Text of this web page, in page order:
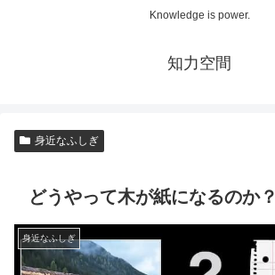
Knowledge is power.
知力空間
身近なふしぎ
どうやって木が紙になるのか？
身近なふしぎ